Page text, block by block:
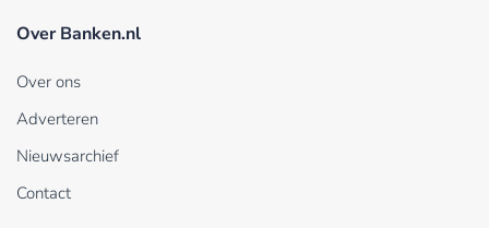
Over Banken.nl
Over ons
Adverteren
Nieuwsarchief
Contact